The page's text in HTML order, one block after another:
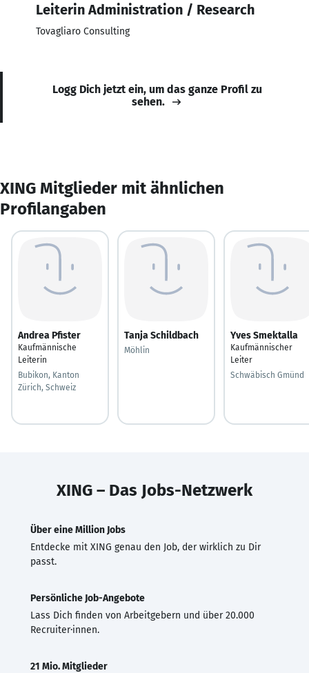
Leiterin Administration / Research
Tovagliaro Consulting
Logg Dich jetzt ein, um das ganze Profil zu
sehen.
XING Mitglieder mit ähnlichen
Profilangaben
Andrea Pfister
Kaufmännische
Leiterin
Bubikon, Kanton
Zürich, Schweiz
Tanja Schildbach
Möhlin
Yves Smektalla
Kaufmännischer
Leiter
Schwäbisch Gmünd
XING – Das Jobs-Netzwerk
Über eine Million Jobs
Entdecke mit XING genau den Job, der wirklich zu Dir
passt.
Persönliche Job-Angebote
Lass Dich finden von Arbeitgebern und über 20.000
Recruiter·innen.
21 Mio. Mitglieder